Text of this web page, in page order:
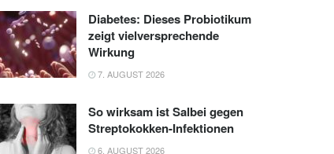
Diabetes: Dieses Probiotikum
zeigt vielversprechende
Wirkung
7. AUGUST 2026
So wirksam ist Salbei gegen
Streptokokken-Infektionen
6. AUGUST 2026